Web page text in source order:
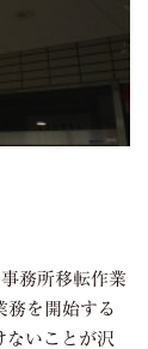
務所移転作業
務を開始する
ないことが沢